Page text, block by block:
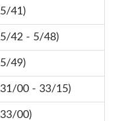
41)
42 - 5/48)
49)
00 - 33/15)
00)